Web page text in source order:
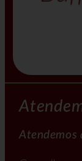
Atendemos